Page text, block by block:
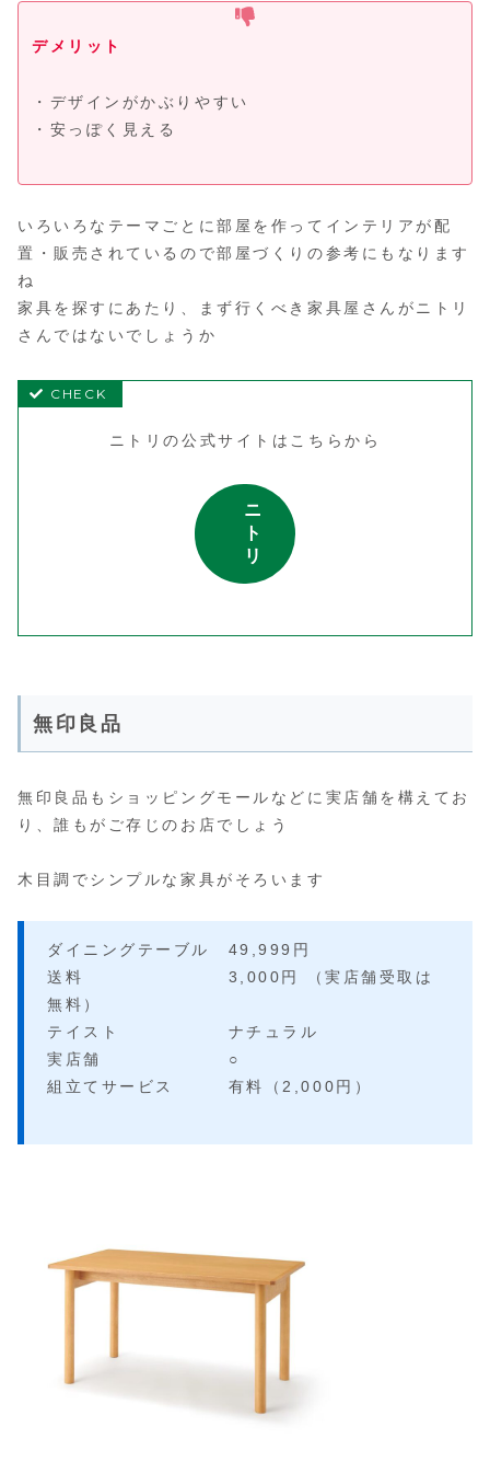
デメリット
・デザインがかぶりやすい
・安っぽく見える
いろいろなテーマごとに部屋を作ってインテリアが配
置・販売されているので部屋づくりの参考にもなります
ね
家具を探すにあたり、まず行くべき家具屋さんがニトリ
さんではないでしょうか
ニトリの公式サイトはこちらから
ニ
ト
リ
無印良品
無印良品もショッピングモールなどに実店舗を構えてお
り、誰もがご存じのお店でしょう
木目調でシンプルな家具がそろいます
ダイニングテーブル 49,999円
送料 3,000円 （実店舗受取は
無料）
テイスト ナチュラル
実店舗 ○
組立てサービス 有料（2,000円）